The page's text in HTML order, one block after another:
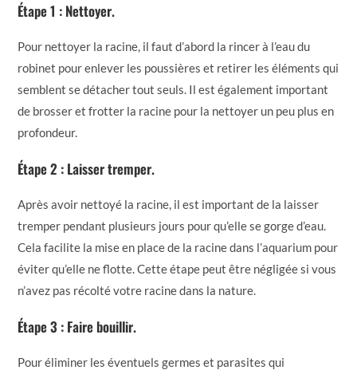
Étape 1 : Nettoyer.
Pour nettoyer la racine, il faut d’abord la rincer à l’eau du
robinet pour enlever les poussières et retirer les éléments qui
semblent se détacher tout seuls. Il est également important
de brosser et frotter la racine pour la nettoyer un peu plus en
profondeur.
Étape 2 : Laisser tremper.
Après avoir nettoyé la racine, il est important de la laisser
tremper pendant plusieurs jours pour qu’elle se gorge d’eau.
Cela facilite la mise en place de la racine dans l’aquarium pour
éviter qu’elle ne flotte. Cette étape peut être négligée si vous
n’avez pas récolté votre racine dans la nature.
Étape 3 : Faire bouillir.
Pour éliminer les éventuels germes et parasites qui